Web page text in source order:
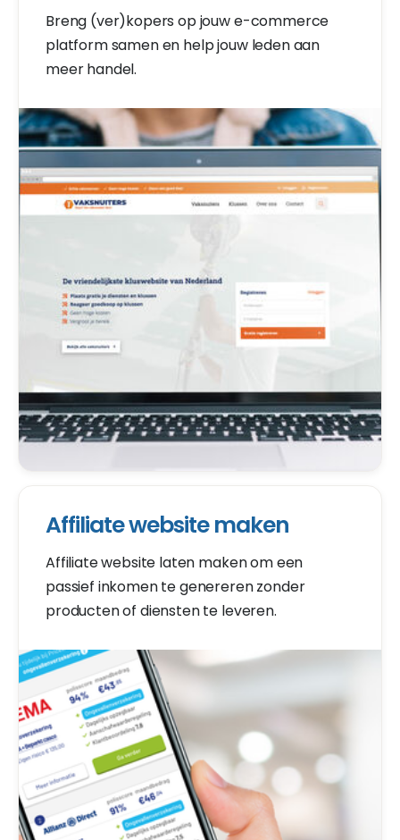
Breng (ver)kopers op jouw e-commerce
platform samen en help jouw leden aan
meer handel.
Affiliate website maken
Affiliate website laten maken om een
passief inkomen te genereren zonder
producten of diensten te leveren.